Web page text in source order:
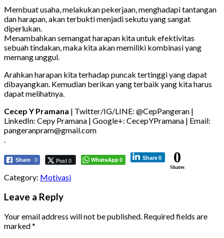
Membuat usaha, melakukan pekerjaan, menghadapi tantangan
dan harapan, akan terbukti menjadi sekutu yang sangat
diperlukan.
Menambahkan semangat harapan kita untuk efektivitas
sebuah tindakan, maka kita akan memiliki kombinasi yang
memang unggul.
Arahkan harapan kita terhadap puncak tertinggi yang dapat
dibayangkan. Kemudian berikan yang terbaik yang kita harus
dapat melihatnya.
Cecep Y Pramana | Twitter/IG/LINE: @CepPangeran |
LinkedIn: Cepy Pramana | Google+: CecepYPramana | Email:
pangeranpram@gmail.com
.
Share 0 Post 0 WhatsApp0 Share0 0
Shares
Category: Motivasi
Leave a Reply
Your email address will not be published. Required fields are
marked*